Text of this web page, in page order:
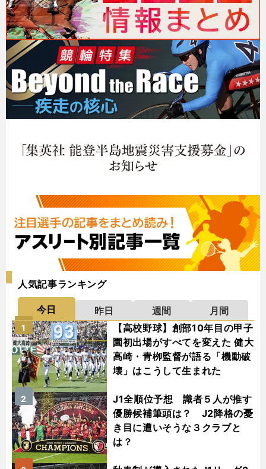
人気記事ランキング
今日 昨日 週間
月間
【高校野球】創部10年目の甲子
園初出場がすべてを変えた 健大
高崎・青栁監督が語る「機動破
壊」はこうして生まれた
1
J1全順位予想 識者５人が推す
優勝候補筆頭は？ J2降格の憂
き目に遭いそうな３クラブと
は？
2